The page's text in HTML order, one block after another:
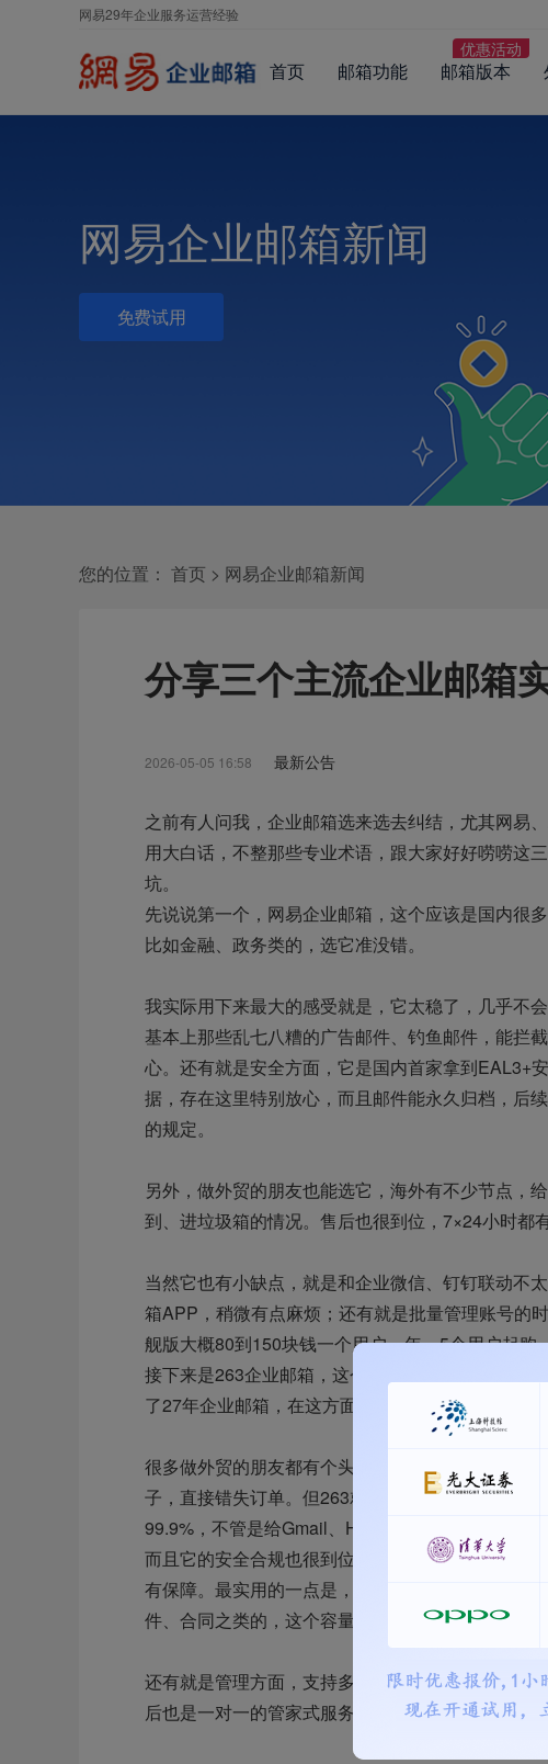
网易29年企业服务运营经验
首页 邮箱功能 邮箱版本
网易企业邮箱新闻
免费试用
您的位置： 首页 > 网易企业邮箱新闻
分享三个主流企业邮箱
2026-05-05 16:58 最新公告
之前有人问我，企业邮箱选来选去纠结，尤其网易
用大白话，不整那些专业术语，跟大家好好唠唠这
坑。
先说说第一个，网易企业邮箱，这个应该是国内很
比如金融、政务类的，选它准没错。
我实际用下来最大的感受就是，它太稳了，几乎不
基本上那些乱七八糟的广告邮件、钓鱼邮件，能拦
心。还有就是安全方面，它是国内首家拿到EAL3+
据，存在这里特别放心，而且邮件能永久归档，后
的规定。
另外，做外贸的朋友也能选它，海外有不少节点，
到、进垃圾箱的情况。售后也很到位，7×24小时都
当然它也有小缺点，就是和企业微信、钉钉联动不
箱APP，稍微有点麻烦；还有就是批量管理账号的
舰版大概80到150块钱一个用户一年，5个用户起
接下来是263企业邮箱，这个我重点推荐给做外贸
了27年企业邮箱，在这方面真的很专业。
很多做外贸的朋友都有个头疼事，就是给国外客户
子，直接错失订单。但263就不会有这问题，它和
99.9%，不管是给Gmail、Hotmail发邮件，还是给
而且它的安全合规也很到位，有等保三级、国密加
有保障。最实用的一点是，它的附件容量超大，普
件、合同之类的，这个容量完全够用，不用再额外传
还有就是管理方面，支持多域名、多管理后台，适
后也是一对一的管家式服务，7×24小时在线，有